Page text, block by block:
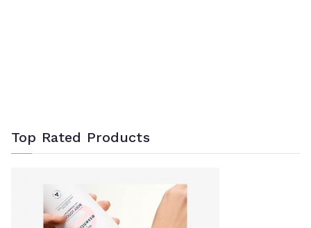
Top Rated Products